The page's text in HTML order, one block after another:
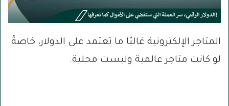
المتاجر الإلكترونية غالبًا ما تعتمد على الدولار، خاصةً
لو كانت متاجر عالمية وليست محلية.